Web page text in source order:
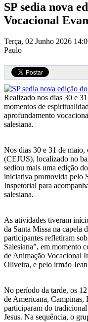
SP sedia nova
Vocacional
Terça, 02 Junho 2026
Paulo
Realizado nos dias 30 e
momentos de
aprofundamento
salesiana.
Nos dias 30 e 31 de maio,
(CEJUS), localizado no
sediou mais uma edição
iniciativa promovida pelo
Inspetorial para
salesiana.
As atividades tiveram
da Santa Missa na capela
participantes refletiram
Salesiana”, em momento
de Animação Vocacional
Oliveira, e pelo irmão
No período da tarde, os
de Americana, Campinas,
participaram do
Jesus. Na sequência, o